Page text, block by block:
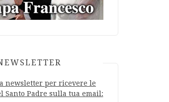
newsletter per ricevere le
Santo Padre sulla tua email: